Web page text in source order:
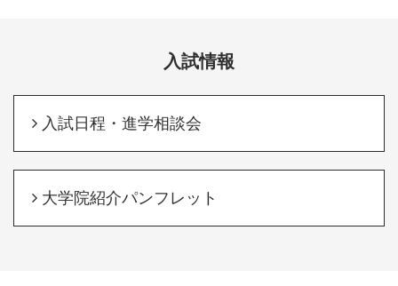
入試情報
入試日程・進学相談会
大学院紹介パンフレット